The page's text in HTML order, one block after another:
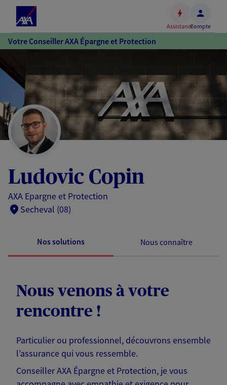
Accéder
au
Accéder
au
pied
de
page
AssistanceCompte
Votre Conseiller AXA Épargne et Protection
Ludovic Copin
AXA Epargne et Protection
Secheval (08)
Nos solutions Nous connaître
Nous venons à votre
rencontre !
Particulier ou professionnel, découvrons ensemble
l’assurance qui vous ressemble.
Conseiller AXA Épargne et Protection, je vous